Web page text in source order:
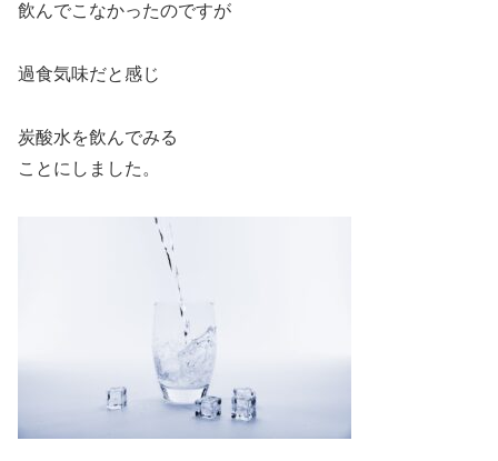
飲んでこなかったのですが
過食気味だと感じ
炭酸水を飲んでみる
ことにしました。